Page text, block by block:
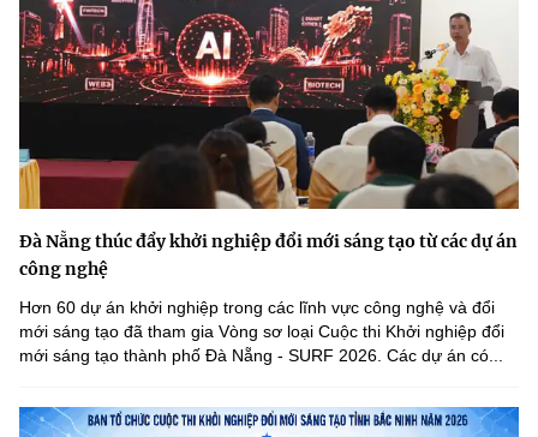
Đà Nẵng thúc đẩy khởi nghiệp đổi mới sáng tạo từ các dự án
công nghệ
Hơn 60 dự án khởi nghiệp trong các lĩnh vực công nghệ và đổi
mới sáng tạo đã tham gia Vòng sơ loại Cuộc thi Khởi nghiệp đổi
mới sáng tạo thành phố Đà Nẵng - SURF 2026. Các dự án có...